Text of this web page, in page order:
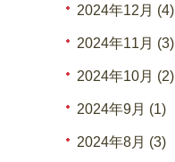
2024年12月 (4)
2024年11月 (3)
2024年10月 (2)
2024年9月 (1)
2024年8月 (3)